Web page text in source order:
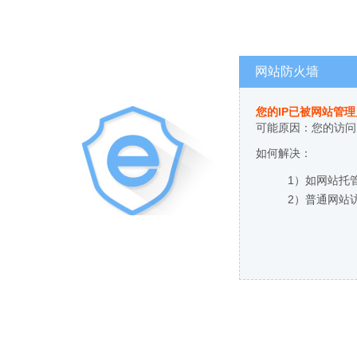
网站防火墙
您的IP已被网站管
可能原因：您的访
如何解决：
1）如网站托
2）普通网站